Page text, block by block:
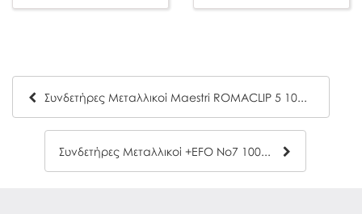
Συνδετήρες Μεταλλικοί Maestri ROMACLIP 5 100τμχ
Συνδετήρες Μεταλλικοί +EFO No7 100τμχ